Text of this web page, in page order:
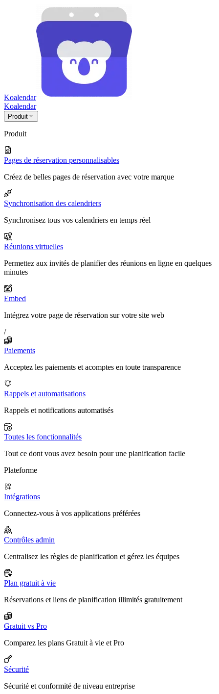
Koalendar
Koalendar
Produit
Produit
Pages de réservation personnalisables
Créez de belles pages de réservation avec votre marque
Synchronisation des calendriers
Synchronisez tous vos calendriers en temps réel
Réunions virtuelles
Permettez aux invités de planifier des réunions en ligne en quelques
minutes
Embed
Intégrez votre page de réservation sur votre site web
/
Paiements
Acceptez les paiements et acomptes en toute transparence
Rappels et automatisations
Rappels et notifications automatisés
Toutes les fonctionnalités
Tout ce dont vous avez besoin pour une planification facile
Plateforme
Intégrations
Connectez-vous à vos applications préférées
Contrôles admin
Centralisez les règles de planification et gérez les équipes
Plan gratuit à vie
Réservations et liens de planification illimités gratuitement
Gratuit vs Pro
Comparez les plans Gratuit à vie et Pro
Sécurité
Sécurité et conformité de niveau entreprise